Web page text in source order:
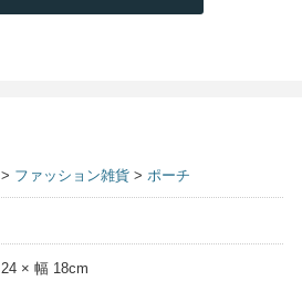
> ファッション雑貨 > ポーチ
× 幅 18cm